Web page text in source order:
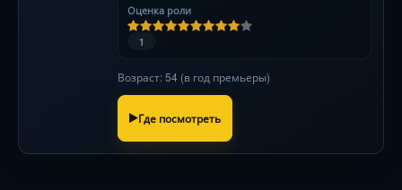
Оценка роли
1
Возраст: 54 (в год премьеры)
Где посмотреть